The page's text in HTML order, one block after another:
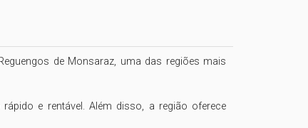
de Monsaraz, uma das regiões mais
e rentável. Além disso, a região oferece